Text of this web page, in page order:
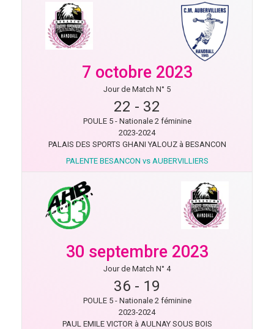
7 octobre 2023
Jour de Match N° 5
22 - 32
POULE 5 - Nationale 2 féminine
2023-2024
PALAIS DES SPORTS GHANI YALOUZ à BESANCON
PALENTE BESANCON vs AUBERVILLIERS
30 septembre 2023
Jour de Match N° 4
36 - 19
POULE 5 - Nationale 2 féminine
2023-2024
PAUL EMILE VICTOR à AULNAY SOUS BOIS